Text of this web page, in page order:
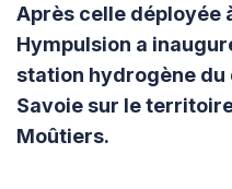
Après celle déployée
Hympulsion a
station hydrogène
Savoie sur le
Moûtiers.